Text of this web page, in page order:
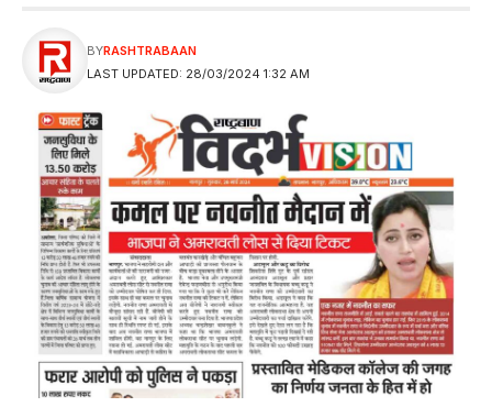
LAST UPDATED: 28/03/2024 1:32 AM
BYRASHTRABAAN